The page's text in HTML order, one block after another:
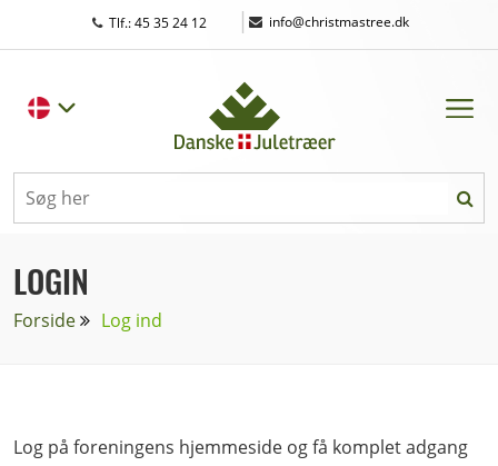
Tlf.: 45 35 24 12 | info@christmastree.dk
LOGIN
Forside Log ind
Log på foreningens hjemmeside og få komplet adgang